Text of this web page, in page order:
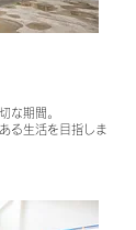
な期間。
る生活を目指しま